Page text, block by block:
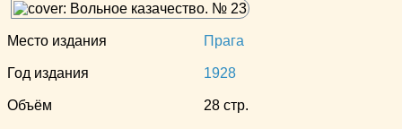
Место издания Прага
Год издания 1928
Объём 28 стр.